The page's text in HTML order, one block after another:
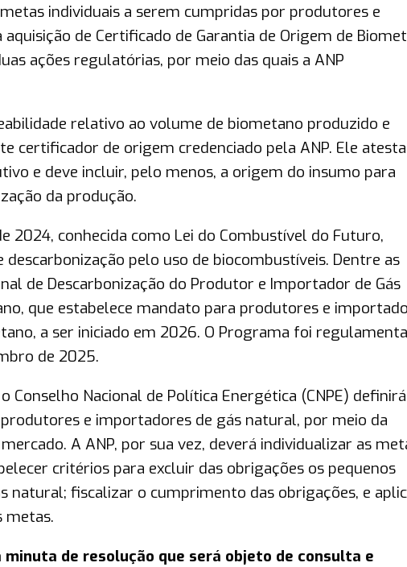
individuais a serem cumpridas por produtores e
de Certificado de Garantia de Origem de
ações regulatórias, por meio das quais a ANP
relativo ao volume de biometano produzido e
certificador de origem credenciado pela ANP. Ele
e deve incluir, pelo menos, a origem do insumo para
da produção.
2024, conhecida como Lei do Combustível do Futuro,
descarbonização pelo uso de biocombustíveis. Dentre as
de Descarbonização do Produtor e Importador de Gás
que estabelece mandato para produtores e
a ser iniciado em 2026. O Programa foi
de 2025.
Conselho Nacional de Política Energética (CNPE) definirá
e importadores de gás natural, por meio da
A ANP, por sua vez, deverá individualizar as
critérios para excluir das obrigações os pequenos
natural; fiscalizar o cumprimento das obrigações, e
metas.
de resolução que será objeto de consulta e